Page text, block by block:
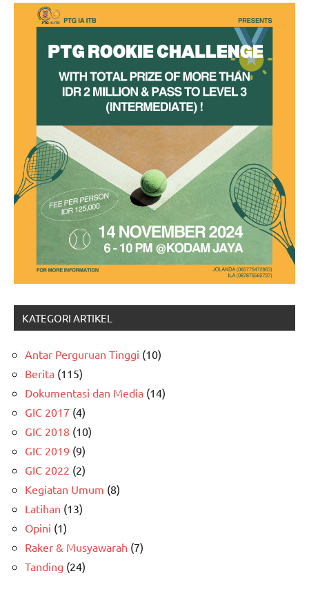
KATEGORI ARTIKEL
Antar Perguruan Tinggi (10)
Berita (115)
Dokumentasi dan Media (14)
GIC 2017 (4)
GIC 2018 (10)
GIC 2019 (9)
GIC 2022 (2)
Kegiatan Umum (8)
Latihan (13)
Opini (1)
Raker & Musyawarah (7)
Tanding (24)